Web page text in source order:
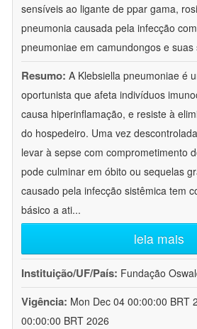
sensíveis ao ligante de ppar gama,
pneumonia causada pela infecção
pneumoniae em camundongos e suas
Resumo: A Klebsiella pneumoniae é
oportunista que afeta indivíduos
causa hiperinflamação, e resiste à
do hospedeiro. Uma vez
levar à sepse com comprometimento
pode culminar em óbito ou sequelas
causado pela infecção sistêmica tem
básico a ati...
leia mais
Instituição/UF/País: Fundação
Vigência: Mon Dec 04 00:00:00 BRT
00:00:00 BRT 2026